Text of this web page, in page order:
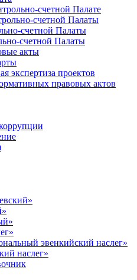
счетной Палате
счетной Палаты
счетной Палаты
счетной Палаты
акты
экспертиза проектов
правовых актов
эвенкийский наслег»
наслег»